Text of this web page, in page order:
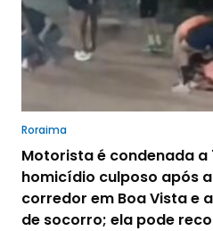
Roraima
Motorista é condenada a
homicídio culposo após
corredor em Boa Vista e
de socorro; ela pode